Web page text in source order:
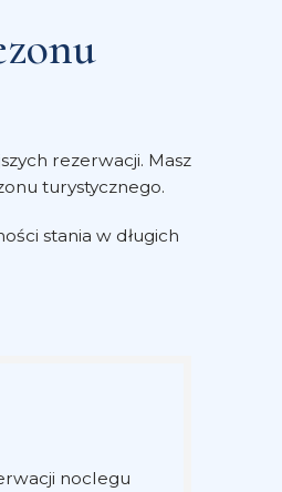
rezerwacji. Masz
turystycznego.
stania w długich
noclegu